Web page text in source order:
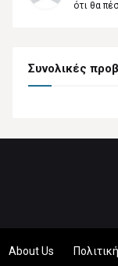
ότι θα
Συνολικές
About Us